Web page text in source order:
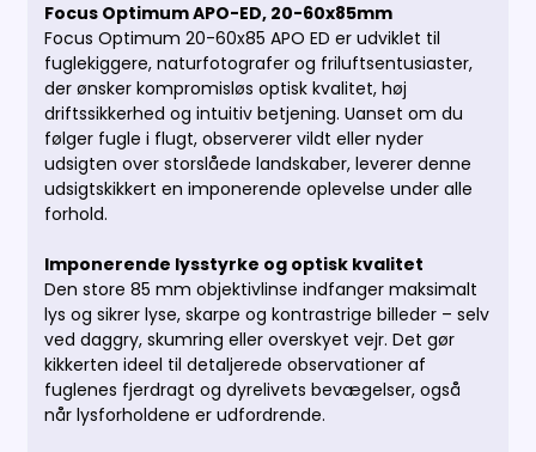
Focus Optimum APO-ED, 20-60x85mm
Focus Optimum 20-60x85 APO ED er udviklet til
fuglekiggere, naturfotografer og friluftsentusiaster,
der ønsker kompromisløs optisk kvalitet, høj
driftssikkerhed og intuitiv betjening. Uanset om du
følger fugle i flugt, observerer vildt eller nyder
udsigten over storslåede landskaber, leverer denne
udsigtskikkert en imponerende oplevelse under alle
forhold.
Imponerende lysstyrke og optisk kvalitet
Den store 85 mm objektivlinse indfanger maksimalt
lys og sikrer lyse, skarpe og kontrastrige billeder – selv
ved daggry, skumring eller overskyet vejr. Det gør
kikkerten ideel til detaljerede observationer af
fuglenes fjerdragt og dyrelivets bevægelser, også
når lysforholdene er udfordrende.